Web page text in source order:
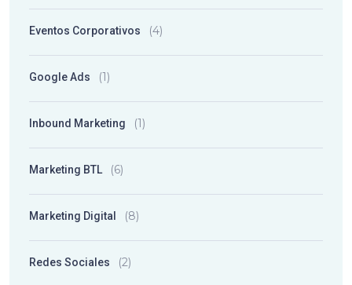
Eventos Corporativos (4)
Google Ads (1)
Inbound Marketing (1)
Marketing BTL (6)
Marketing Digital (8)
Redes Sociales (2)